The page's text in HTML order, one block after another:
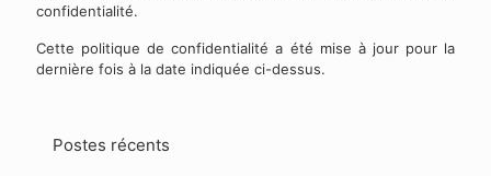
confidentialité.
Cette politique de confidentialité a été mise à jour pour la
dernière fois à la date indiquée ci-dessus.
Postes récents